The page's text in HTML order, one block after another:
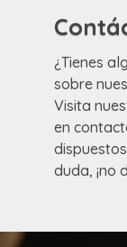
¿Tienes
sobre
Visita
en
duda, ¡no